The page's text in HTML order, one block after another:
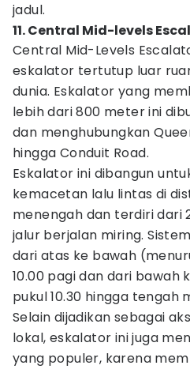
jadul.
11. Central Mid-levels
Central Mid-Levels
eskalator tertutup luar
dunia. Eskalator yang
lebih dari 800 meter ini
dan menghubungkan
hingga Conduit Road.
Eskalator ini dibangun
kemacetan lalu lintas di
menengah dan terdiri dari
jalur berjalan miring.
dari atas ke bawah
10.00 pagi dan dari
pukul 10.30 hingga tengah
Selain dijadikan sebagai
lokal, eskalator ini juga
yang populer, karena